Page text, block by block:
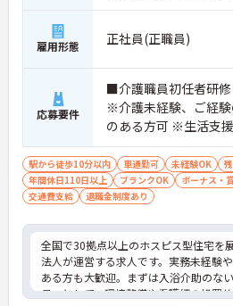
雇用形態 正社員(正職員)
応募要件
■介護職員初任者研
※介護未経験、ご経
のある方可 ※生活支
ら経験し、訪問介護
を目指せます
駅から徒歩10分以内 車通勤可 未経験OK
年間休日110日以上
ブランクOK ボーナス・
交通費支給
退職金制度あり
全国で30拠点以上のホスピス型住宅を
法人が運営する求人です。実務未経験
ある方も大歓迎。まずは入浴介助のな
員」として、環境整備や看護師の処置